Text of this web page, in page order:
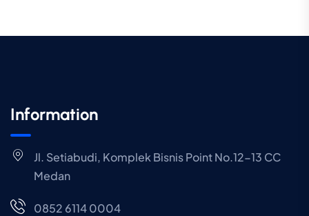
Information
Jl. Setiabudi, Komplek Bisnis Point No.12-13 CC
Medan
0852 6114 0004